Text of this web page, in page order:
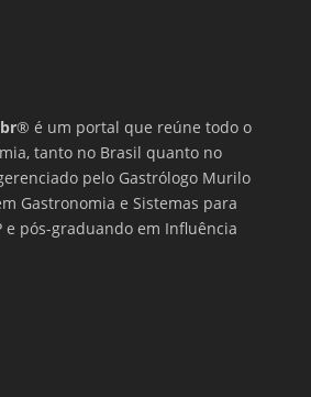
® é um portal que reúne todo o
tanto no Brasil quanto no
pelo Gastrólogo Murilo
Gastronomia e Sistemas para
e pós-graduando em Influência